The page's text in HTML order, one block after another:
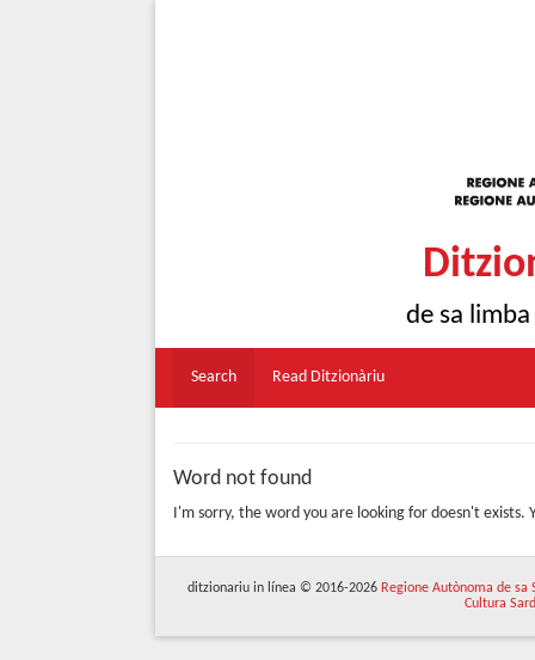
de sa
Search Read Ditzionàriu
Word not found
I'm sorry, the word you are looking for doesn't exists.
ditzionariu in línea © 2016-2026 Regione Autònoma de sa
Cultura